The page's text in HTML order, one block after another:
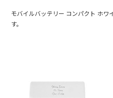
モバイルバッテリー コンパクト ホワ
す。